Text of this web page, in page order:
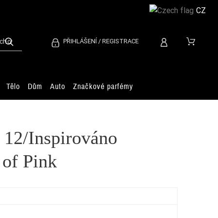
PŘIHLÁŠENÍ / REGISTRACE
Tělo Dům Auto Značkové parfémy
Inspirováno
Pink
CZ